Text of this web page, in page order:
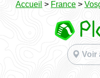
Accueil > France >
Voir